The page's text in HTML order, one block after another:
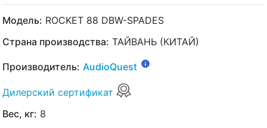
Модель: ROCKET 88 DBW-SPADES
Страна производства: ТАЙВАНЬ (КИТАЙ)
Производитель: AudioQuest
Дилерский сертификат
Вес, кг: 8